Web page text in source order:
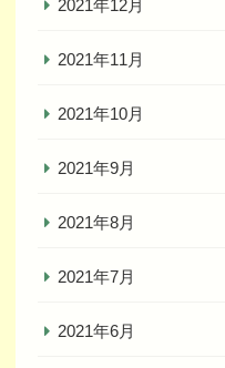
2021年12月
2021年11月
2021年10月
2021年9月
2021年8月
2021年7月
2021年6月